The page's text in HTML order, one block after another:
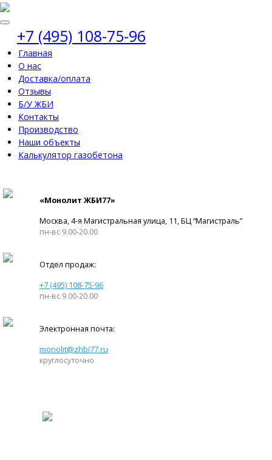
+7 (495) 108-75-96
Главная
О нас
Доставка/оплата
Отзывы
Б/У ЖБИ
Контакты
Производство
Наши объекты
Калькулятор газобетона
«Монолит ЖБИ77»
Москва, 4-я Магистральная улица, 11, ​БЦ “Магистраль”
пн-вс 9.00-20.00
Отдел продаж:
+7 (495) 108-75-96
пн-вс 9.00-20.00
Электронная почта:
monolit@zhbi77.ru
круглосуточно